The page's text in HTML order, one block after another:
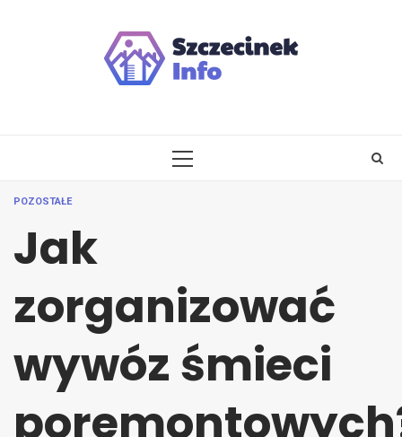
PRIMARY
POZOSTAŁE
Jak
zorganizować
wywóz śmieci